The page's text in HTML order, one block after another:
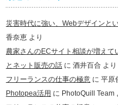
災害時代に強い、Webデザインと
香奈恵 より
農家さんのECサイト相談が増えて
とネット販売の話 に 酒井百合 より
フリーランスの仕事の極意 に 平原
Photopea活用 に PhotoQuill Team